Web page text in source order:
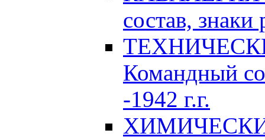
состав, знаки
Командный
-1942 г.г.